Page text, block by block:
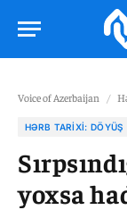
Voice of Azerbaijan /
HƏRB TARIXI: DÖYÜŞ
yoxsa